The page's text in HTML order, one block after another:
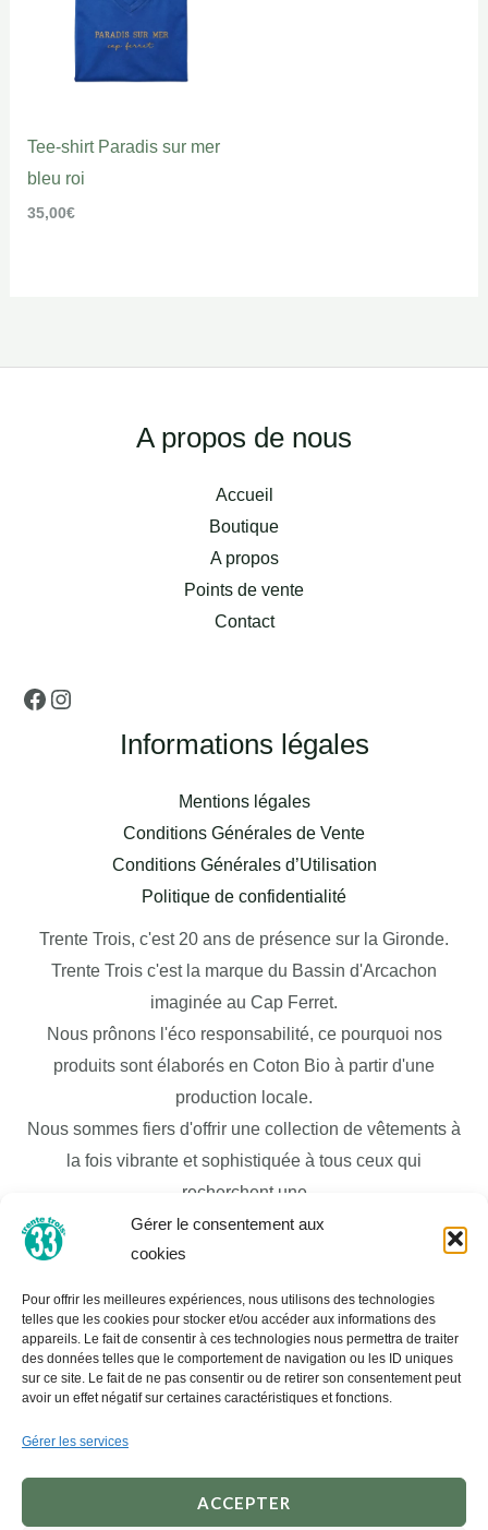
Gérer le consentement aux
cookies
Pour offrir les meilleures expériences, nous utilisons des technologies
telles que les cookies pour stocker et/ou accéder aux informations des
appareils. Le fait de consentir à ces technologies nous permettra de traiter
des données telles que le comportement de navigation ou les ID uniques
sur ce site. Le fait de ne pas consentir ou de retirer son consentement peut
avoir un effet négatif sur certaines caractéristiques et fonctions.
Gérer les services
ACCEPTER
Tee-shirt Paradis sur mer
bleu roi
35,00€
A propos de nous
Accueil
Boutique
A propos
Points de vente
Contact
Informations légales
Mentions légales
Conditions Générales de Vente
Conditions Générales d’Utilisation
Politique de confidentialité
Trente Trois, c'est 20 ans de présence sur la Gironde.
Trente Trois c'est la marque du Bassin d'Arcachon
imaginée au Cap Ferret.
Nous prônons l'éco responsabilité, ce pourquoi nos
produits sont élaborés en Coton Bio à partir d'une
production locale.
Nous sommes fiers d'offrir une collection de vêtements à
la fois vibrante et sophistiquée à tous ceux qui
recherchent une
garde-robe de mode moderne et élégante pour
correspondre à leur personnalité unique. Nous sommes
large sélection de vêtements pour tous les budgets et
tous les styles de vie.
Nous réalisons tous nos propres développements de
réputation auprès de tous nos clients.